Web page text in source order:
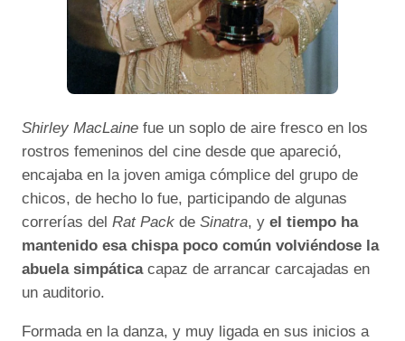
Shirley MacLaine fue un soplo de aire fresco en los
rostros femeninos del cine desde que apareció,
encajaba en la joven amiga cómplice del grupo de
chicos, de hecho lo fue, participando de algunas
correrías del Rat Pack de Sinatra, y el tiempo ha
mantenido esa chispa poco común volviéndose la
abuela simpáticacapaz de arrancar carcajadas en
un auditorio.
Formada en la danza, y muy ligada en sus inicios a